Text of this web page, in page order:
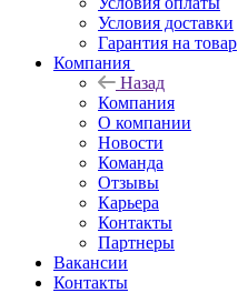
Условия доставки
Гарантия на товар
Компания
Назад
Компания
О компании
Новости
Команда
Отзывы
Карьера
Контакты
Партнеры
Вакансии
Контакты